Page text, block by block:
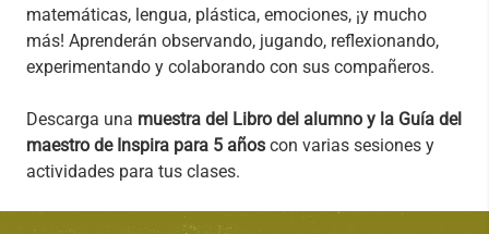
matemáticas, lengua, plástica, emociones, ¡y mucho
más! Aprenderán observando, jugando, reflexionando,
experimentando y colaborando con sus compañeros.
Descarga una muestra del Libro del alumno y la Guía del
maestro de Inspira para 5 años con varias sesiones y
actividades para tus clases.